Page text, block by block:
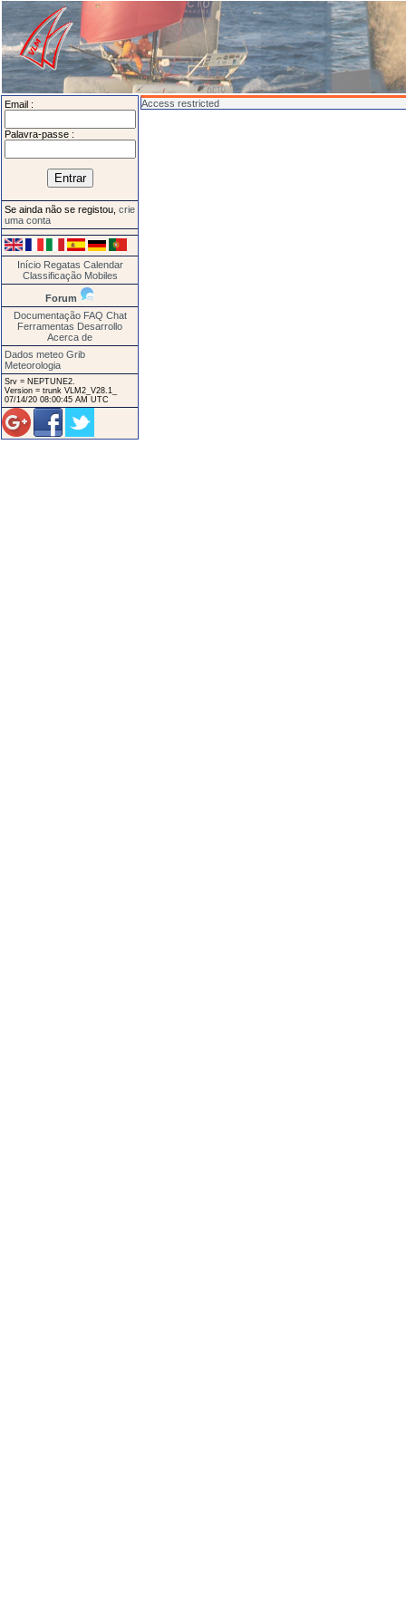
Email :
Palavra-passe :
Se ainda não se registou, crie
uma conta
Início Regatas Calendar
Classificação Mobiles
Forum
Documentação FAQ Chat
Ferramentas Desarrollo
Acerca de
Dados meteo Grib
Meteorologia
Srv = NEPTUNE2.
Version = trunk VLM2_V28.1_
07/14/20 08:00:45 AM UTC
Access restricted